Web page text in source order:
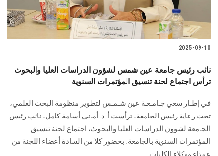
2025-09-10
نائب رئيس جامعة عين شمس لشؤون الدراسات العليا والبحوث
ترأس اجتماع لجنة تنسيق المؤتمرات السنوية
في إطـار سعي جـامـعـة عين شـمـس لتطوير منظومة البحث العلمي،
تحت رعاية رئيس الجامعة، ترأست أ. د. أماني أسامة كامل، نائب رئيس
الجامعة لشؤون الدراسات العليا والبحوث، اجتماع لجنة تنسيق
المؤتمرات السنوية بالجامعة، بحضور كلا من السادة أعضاء اللجنة من
عمداء ووكلاء الكليات.